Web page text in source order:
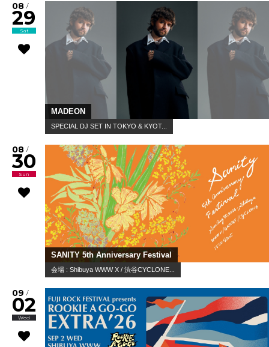
08 /
29
Sat
MADEON
SPECIAL DJ SET IN TOKYO & KYOT...
08 /
30
Sun
SANITY 5th Anniversary Festival
会場 : Shibuya WWW X / 渋谷CYCLONE...
09 /
02
Wed